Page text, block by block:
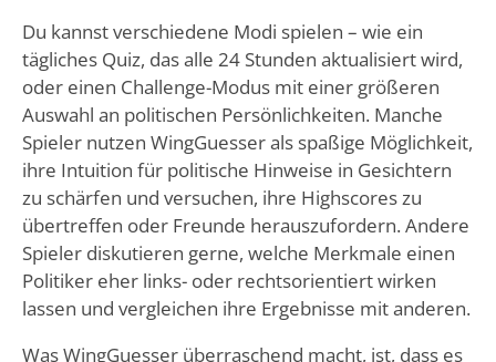
Du kannst verschiedene Modi spielen – wie ein
tägliches Quiz, das alle 24 Stunden aktualisiert wird,
oder einen Challenge-Modus mit einer größeren
Auswahl an politischen Persönlichkeiten. Manche
Spieler nutzen WingGuesser als spaßige Möglichkeit,
ihre Intuition für politische Hinweise in Gesichtern
zu schärfen und versuchen, ihre Highscores zu
übertreffen oder Freunde herauszufordern. Andere
Spieler diskutieren gerne, welche Merkmale einen
Politiker eher links- oder rechtsorientiert wirken
lassen und vergleichen ihre Ergebnisse mit anderen.
Was WingGuesser überraschend macht, ist, dass es